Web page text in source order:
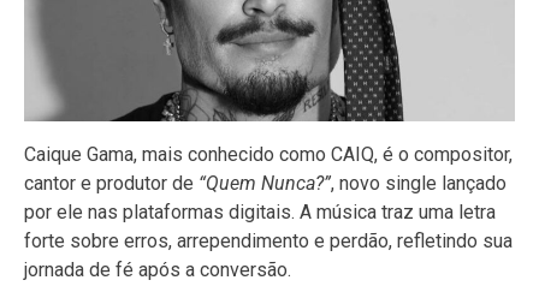
​​​​​​​Caique Gama, mais conhecido como CAIQ, é o compositor,
cantor e produtor de “Quem Nunca?”, novo single lançado
por ele nas plataformas digitais. A música traz uma letra
forte sobre erros, arrependimento e perdão, refletindo sua
jornada de fé após a conversão.